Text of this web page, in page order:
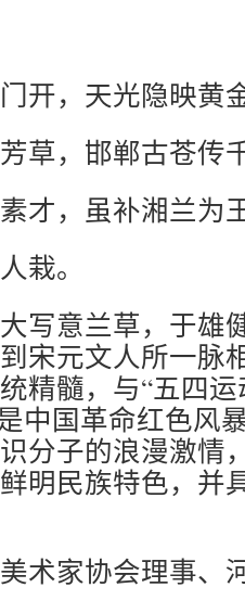
，天光隐映黄
，邯郸古苍传
，虽补湘兰为
。
意兰草，于雄
宋元文人所一脉
精髓，与“五四运
中国革命红色风
分子的浪漫激情
明民族特色，并
术家协会理事、